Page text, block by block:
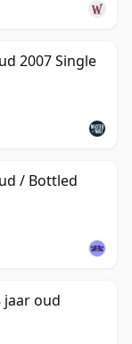
2007 Single
/ Bottled
jaar oud